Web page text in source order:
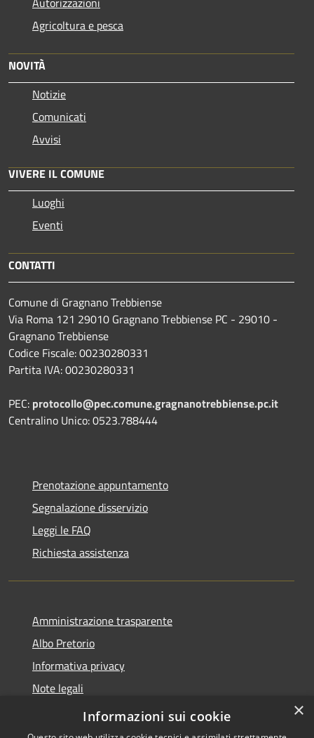
Agricoltura e pesca
NOVITÀ
Notizie
Comunicati
Avvisi
VIVERE IL COMUNE
Luoghi
Eventi
CONTATTI
Comune di Gragnano Trebbiense
Via Roma 121 29010 Gragnano Trebbiense PC - 29010 -
Gragnano Trebbiense
Codice Fiscale: 00230280331
Partita IVA: 00230280331
PEC: protocollo@pec.comune.gragnanotrebbiense.pc.it
Centralino Unico: 0523.788444
Prenotazione appuntamento
Segnalazione disservizio
Leggi le FAQ
Richiesta assistenza
Amministrazione trasparente
Albo Pretorio
Informativa privacy
Note legali
Dichiarazione di accessibilità
×
Informazioni sui cookie